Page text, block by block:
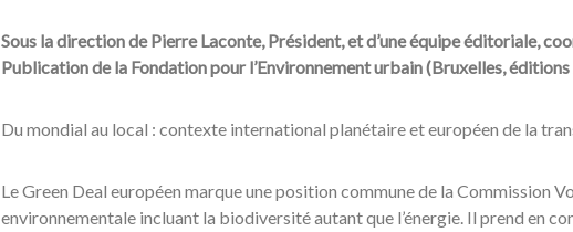
Sous la direction de Pierre Laconte, Président, et d’une équipe éditoriale,
Publication de la Fondation pour l’Environnement urbain (Bruxelles,
Du mondial au local : contexte international planétaire et européen de la
Le Green Deal européen marque une position commune de la Commission
environnementale incluant la biodiversité autant que l’énergie. Il prend en